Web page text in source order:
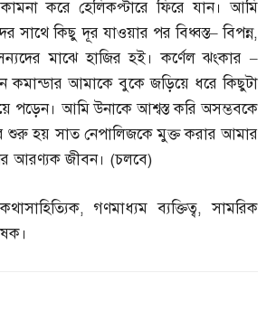
কামনা করে হেলিকপ্টারে ফিরে যান। আমি
সাথে কিছু দূর যাওয়ার পর বিধ্বস্ত–বিপন্ন,
মাঝে হাজির হই। কর্ণেল ঝংকার –
কমান্ডার আমাকে বুকে জড়িয়ে ধরে কিছুটা
পড়েন। আমি উনাকে আশ্বস্ত করি অসম্ভবকে
শুরু হয় সাত নেপালিজকে মুক্ত করার আমার
আরণ্যক জীবন। (চলবে)
কথাসাহিত্যিক,গণমাধ্যম ব্যক্তিত্ব,সামরিক